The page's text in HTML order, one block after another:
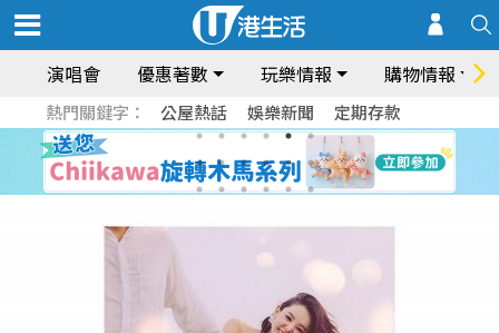
演唱會 優惠著數 玩樂情報 購物情報
熱門關鍵字： 公屋熱話 娛樂新聞 定期存款